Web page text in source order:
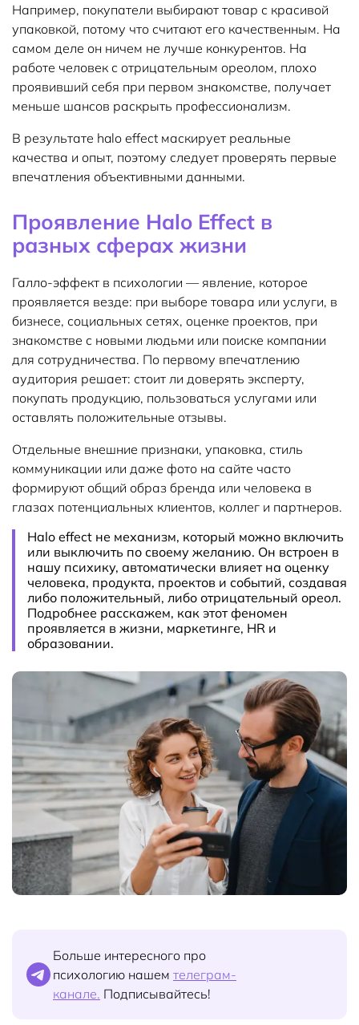
Например, покупатели выбирают товар с красивой
упаковкой, потому что считают его качественным. На
самом деле он ничем не лучше конкурентов. На
работе человек с отрицательным ореолом, плохо
проявивший себя при первом знакомстве, получает
меньше шансов раскрыть профессионализм.
В результате halo effect маскирует реальные
качества и опыт, поэтому следует проверять первые
впечатления объективными данными.
Проявление Halo Effect в
разных сферах жизни
Галло-эффект в психологии — явление, которое
проявляется везде: при выборе товара или услуги, в
бизнесе, социальных сетях, оценке проектов, при
знакомстве с новыми людьми или поиске компании
для сотрудничества. По первому впечатлению
аудитория решает: стоит ли доверять эксперту,
покупать продукцию, пользоваться услугами или
оставлять положительные отзывы.
Отдельные внешние признаки, упаковка, стиль
коммуникации или даже фото на сайте часто
формируют общий образ бренда или человека в
глазах потенциальных клиентов, коллег и партнеров.
Halo effect не механизм, который можно включить
или выключить по своему желанию. Он встроен в
нашу психику, автоматически влияет на оценку
человека, продукта, проектов и событий, создавая
либо положительный, либо отрицательный ореол.
Подробнее расскажем, как этот феномен
проявляется в жизни, маркетинге, HR и
образовании.
Больше интересного про
психологию нашем телеграм-
канале. Подписывайтесь!